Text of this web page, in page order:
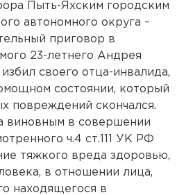
Пыть-Яхским городским
автономного округа –
приговор в
23-летнего Андрея
своего отца-инвалида,
состоянии, который
повреждений скончался.
виновным в совершении
ч.4 ст.111 УК РФ
тяжкого вреда здоровью,
в отношении лица,
находящегося в